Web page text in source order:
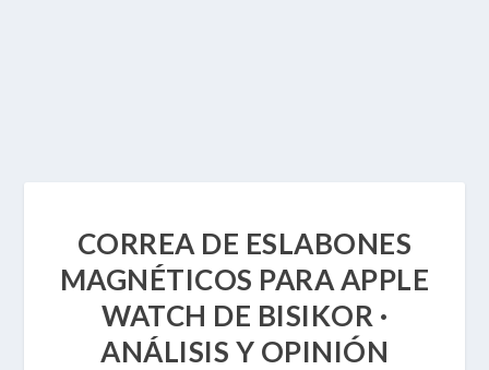
CORREA DE ESLABONES
MAGNÉTICOS PARA APPLE
WATCH DE BISIKOR ·
ANÁLISIS Y OPINIÓN